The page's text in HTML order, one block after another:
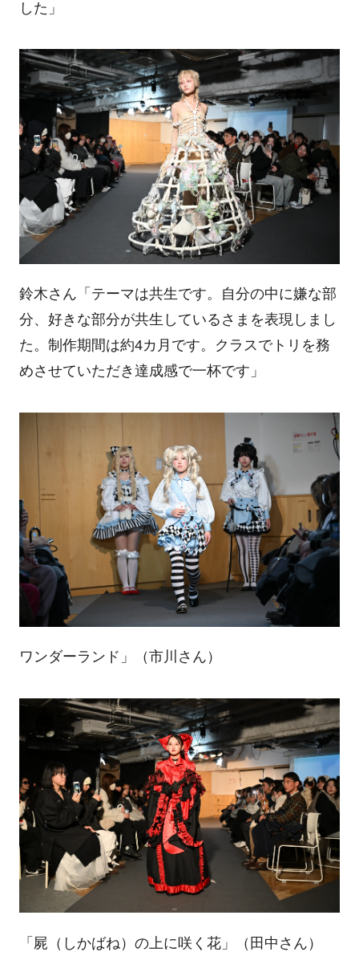
した」
鈴木さん「テーマは共生です。自分の中に嫌な部
分、好きな部分が共生しているさまを表現しまし
た。制作期間は約4カ月です。クラスでトリを務
めさせていただき達成感で一杯です」
ワンダーランド」（市川さん）
「屍（しかばね）の上に咲く花」（田中さん）